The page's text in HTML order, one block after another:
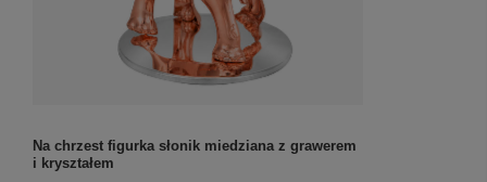
Na chrzest figurka słonik miedziana z grawerem
i kryształem